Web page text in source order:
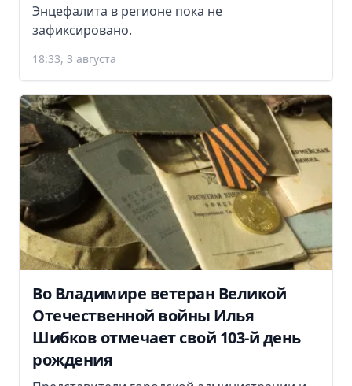
Энцефалита в регионе пока не
зафиксировано.
18:33, 3 августа
Во Владимире ветеран Великой
Отечественной войны Илья
Шибков отмечает свой 103-й день
рождения